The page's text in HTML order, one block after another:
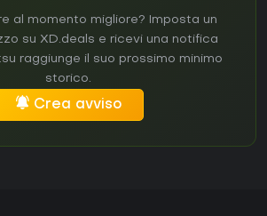
al momento migliore? Imposta un
su XD.deals e ricevi una notifica
raggiunge il suo prossimo minimo
storico.
Crea avviso